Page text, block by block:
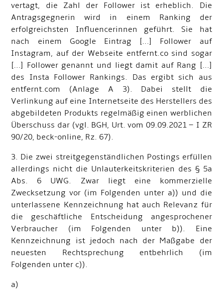
vertagt, die Zahl der Follower ist erheblich. Die
Antragsgegnerin wird in einem Ranking der
erfolgreichsten Influencerinnen geführt. Sie hat
nach einem Google Eintrag […] Follower auf
Instagram, auf der Webseite entfernt.co sind sogar
[…] Follower genannt und liegt damit auf Rang […]
des Insta Follower Rankings. Das ergibt sich aus
entfernt.com (Anlage A 3). Dabei stellt die
Verlinkung auf eine Internetseite des Herstellers des
abgebildeten Produkts regelmäßig einen werblichen
Überschuss dar (vgl. BGH, Urt. vom 09.09.2021 – I ZR
90/20, beck-online, Rz. 67).
3. Die zwei streitgegenständlichen Postings erfüllen
allerdings nicht die Unlauterkeitskriterien des § 5a
Abs. 6 UWG. Zwar liegt eine kommerzielle
Zwecksetzung vor (im Folgenden unter a)) und die
unterlassene Kennzeichnung hat auch Relevanz für
die geschäftliche Entscheidung angesprochener
Verbraucher (im Folgenden unter b)). Eine
Kennzeichnung ist jedoch nach der Maßgabe der
neuesten Rechtsprechung entbehrlich (im
Folgenden unter c)).
a)